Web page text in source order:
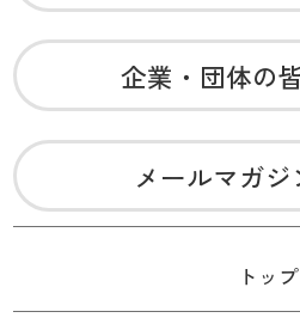
企業・団体の
メールマガ
トップ